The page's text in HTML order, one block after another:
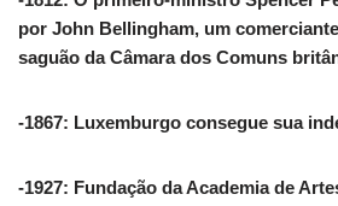
por John Bellingham, um
saguão da Câmara dos Comuns
-1867: Luxemburgo consegue sua
-1927: Fundação da Academia de